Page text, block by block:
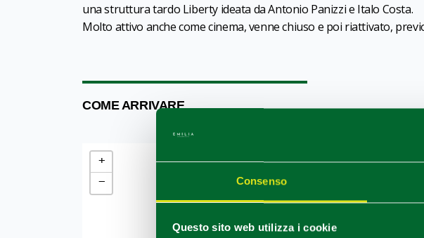
Consenso
Questo sito web utilizza i cookie
una struttura tardo Liberty ideata da Antonio Panizzi e Italo Costa.
Molto attivo anche come cinema, venne chiuso e poi riattivato,
COME ARRIVARE
+
−